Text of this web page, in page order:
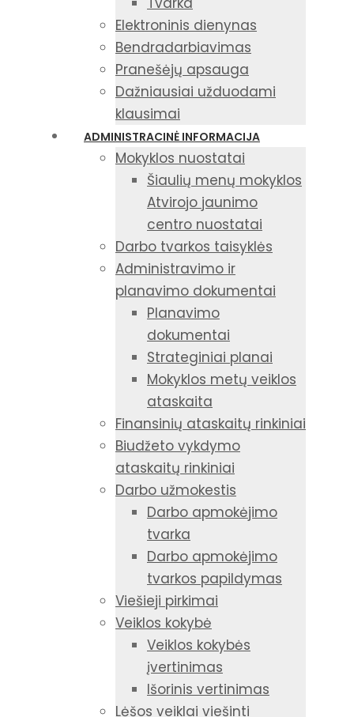
Elektroninis dienynas
Bendradarbiavimas
Pranešėjų apsauga
Dažniausiai užduodami
klausimai
ADMINISTRACINĖ INFORMACIJA
Mokyklos nuostatai
Šiaulių menų mokyklos
Atvirojo jaunimo
centro nuostatai
Darbo tvarkos taisyklės
Administravimo ir
planavimo dokumentai
Planavimo
dokumentai
Strateginiai planai
Mokyklos metų veiklos
ataskaita
Finansinių ataskaitų rinkiniai
Biudžeto vykdymo
ataskaitų rinkiniai
Darbo užmokestis
Darbo apmokėjimo
tvarka
Darbo apmokėjimo
tvarkos papildymas
Viešieji pirkimai
Veiklos kokybė
Veiklos kokybės
įvertinimas
Išorinis vertinimas
Lėšos veiklai viešinti